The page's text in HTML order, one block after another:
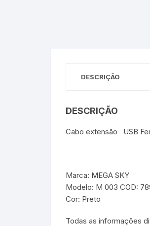
DESCRIÇÃO
DESCRIÇÃO
Cabo extensão USB
Marca: MEGA SKY
Modelo: M 003 COD:
Cor: Preto
Todas as informações